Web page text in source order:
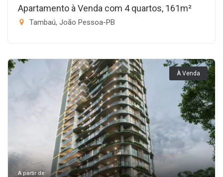
Apartamento à Venda com 4 quartos, 161m²
Tambaú, João Pessoa-PB
À Venda
A partir de: